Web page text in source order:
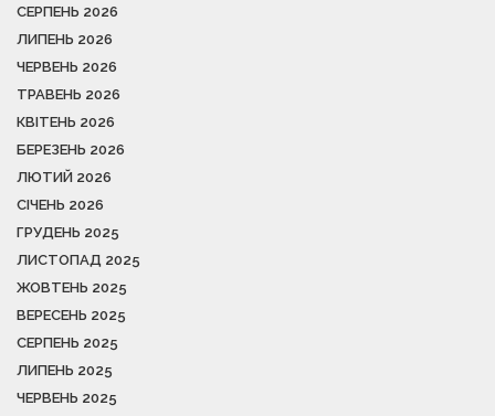
СЕРПЕНЬ 2026
ЛИПЕНЬ 2026
ЧЕРВЕНЬ 2026
ТРАВЕНЬ 2026
КВІТЕНЬ 2026
БЕРЕЗЕНЬ 2026
ЛЮТИЙ 2026
СІЧЕНЬ 2026
ГРУДЕНЬ 2025
ЛИСТОПАД 2025
ЖОВТЕНЬ 2025
ВЕРЕСЕНЬ 2025
СЕРПЕНЬ 2025
ЛИПЕНЬ 2025
ЧЕРВЕНЬ 2025